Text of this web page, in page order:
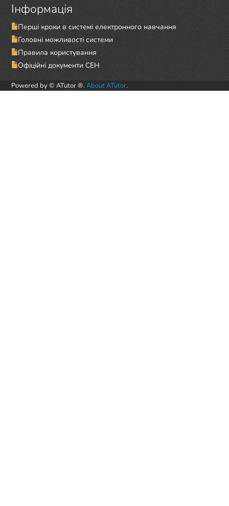
Інформація
Перші кроки в системі електронного навчання
Головні можливості системи
Правила користування
Офіційні документи СЕН
Powered by © ATutor ®. About ATutor.